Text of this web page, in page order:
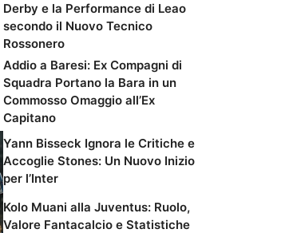
Derby e la Performance di Leao
secondo il Nuovo Tecnico
Rossonero
Addio a Baresi: Ex Compagni di
Squadra Portano la Bara in un
Commosso Omaggio all’Ex
Capitano
Yann Bisseck Ignora le Critiche e
Accoglie Stones: Un Nuovo Inizio
per l’Inter
Kolo Muani alla Juventus: Ruolo,
Valore Fantacalcio e Statistiche